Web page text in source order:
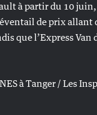
à partir du 10 juin,
de prix allant
que l’Express Van
à Tanger / Les